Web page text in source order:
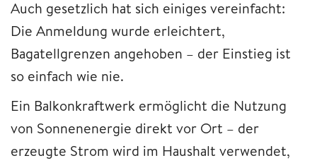
Auch gesetzlich hat sich einiges vereinfacht:
Die Anmeldung wurde erleichtert,
Bagatellgrenzen angehoben – der Einstieg ist
so einfach wie nie.
Ein Balkonkraftwerk ermöglicht die Nutzung
von Sonnenenergie direkt vor Ort – der
erzeugte Strom wird im Haushalt verwendet,